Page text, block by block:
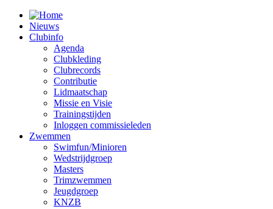
Nieuws
Clubinfo
Agenda
Clubkleding
Clubrecords
Contributie
Lidmaatschap
Missie en Visie
Trainingstijden
Inloggen commissieleden
Zwemmen
Swimfun/Minioren
Wedstrijdgroep
Masters
Trimzwemmen
Jeugdgroep
KNZB